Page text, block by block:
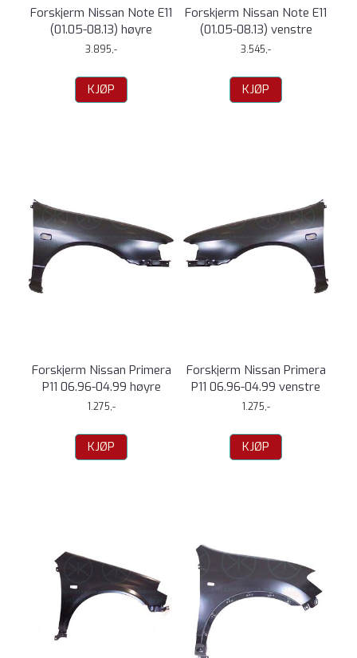
Forskjerm Nissan Note E11
(01.05-08.13) høyre
3.895,-
KJØP
Forskjerm Nissan Note E11
(01.05-08.13) venstre
3.545,-
KJØP
Forskjerm Nissan Primera
P11 06.96-04.99 høyre
1.275,-
KJØP
Forskjerm Nissan Primera
P11 06.96-04.99 venstre
1.275,-
KJØP